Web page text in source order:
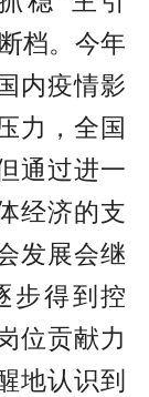
档。今年
内疫情影
力，全国
通过进一
经济的支
发展会继
步得到控
位贡献力
地认识到